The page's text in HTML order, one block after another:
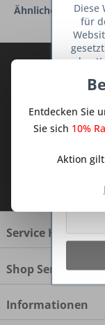
Ähnliche Artikel
Sie
dem
zur
Service Hotline
Shop Service
Informationen
Entdecken Sie
Sie sich 10%
Aktion gilt
Diese
für
den